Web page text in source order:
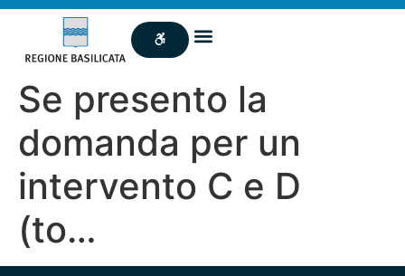
Se presento la
domanda per un
intervento C e D
(to…